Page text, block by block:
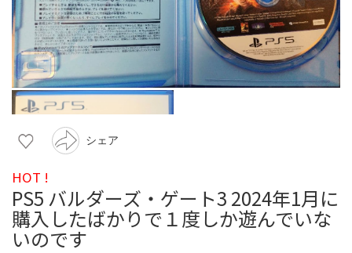
シェア
HOT !
PS5 バルダーズ・ゲート3 2024年1月に
購入したばかりで１度しか遊んでいな
いのです